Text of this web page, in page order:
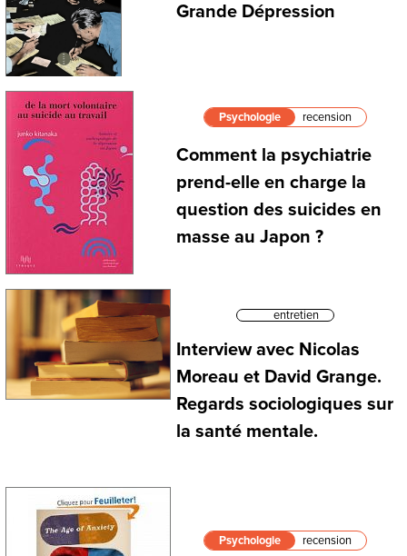
Grande Dépression
Psychologie recension
Comment la psychiatrie
prend-elle en charge la
question des suicides en
masse au Japon ?
entretien
Interview avec Nicolas
Moreau et David Grange.
Regards sociologiques sur
la santé mentale.
Psychologie recension